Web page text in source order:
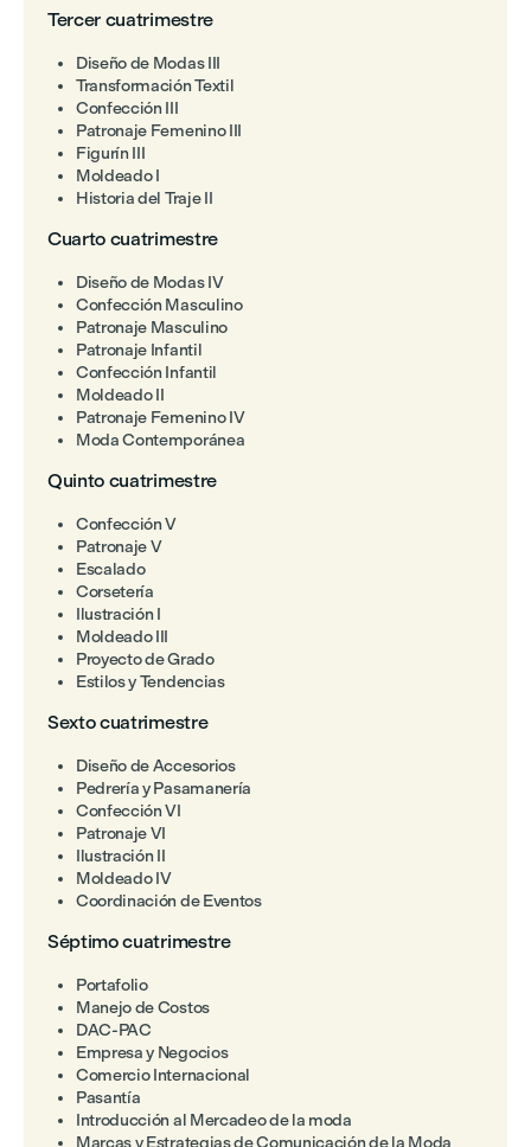
Tercer cuatrimestre
Diseño de Modas III
Transformación Textil
Confección III
Patronaje Femenino III
Figurín III
Moldeado I
Historia del Traje II
Cuarto cuatrimestre
Diseño de Modas IV
Confección Masculino
Patronaje Masculino
Patronaje Infantil
Confección Infantil
Moldeado II
Patronaje Femenino IV
Moda Contemporánea
Quinto cuatrimestre
Confección V
Patronaje V
Escalado
Corsetería
Ilustración I
Moldeado III
Proyecto de Grado
Estilos y Tendencias
Sexto cuatrimestre
Diseño de Accesorios
Pedrería y Pasamanería
Confección VI
Patronaje VI
Ilustración II
Moldeado IV
Coordinación de Eventos
Séptimo cuatrimestre
Portafolio
Manejo de Costos
DAC-PAC
Empresa y Negocios
Comercio Internacional
Pasantía
Introducción al Mercadeo de la moda
Marcas y Estrategias de Comunicación de la Moda